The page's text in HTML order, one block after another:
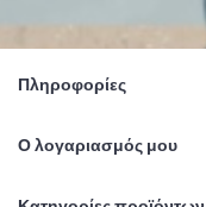
Πληροφορίες
Ο λογαριασμός μου